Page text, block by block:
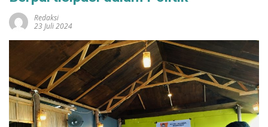
Redaksi
23 Juli 2024